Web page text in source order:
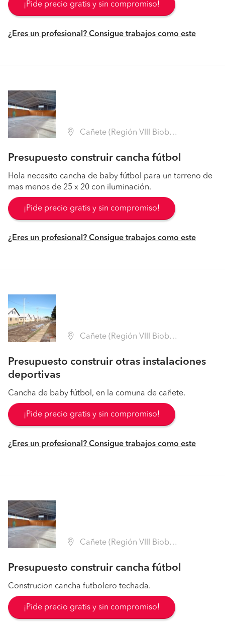
¡Pide precio gratis y sin compromiso!
¿Eres un profesional? Consigue trabajos como este
Cañete (Región VIII Biobío - Arauco)
Presupuesto construir cancha fútbol
Hola necesito cancha de baby fútbol para un terreno de
mas menos de 25 x 20 con iluminación.
¡Pide precio gratis y sin compromiso!
¿Eres un profesional? Consigue trabajos como este
Cañete (Región VIII Biobío - Arauco)
Presupuesto construir otras instalaciones
deportivas
Cancha de baby fútbol, en la comuna de cañete.
¡Pide precio gratis y sin compromiso!
¿Eres un profesional? Consigue trabajos como este
Cañete (Región VIII Biobío - Arauco)
Presupuesto construir cancha fútbol
Construcion cancha futbolero techada.
¡Pide precio gratis y sin compromiso!